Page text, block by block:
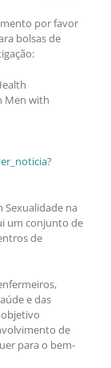
por favor
bolsas de
Men with
na
um conjunto de
de
e das
objetivo
de
para o bem-